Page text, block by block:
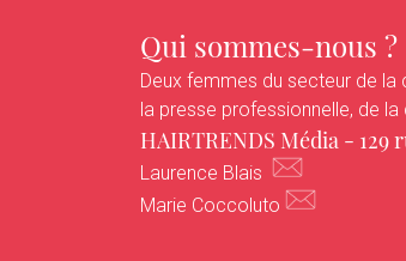
Qui sommes-nous ?
Deux femmes du secteur de la
la presse professionnelle, de
HAIRTRENDS Média - 129
Laurence Blais
Marie Coccoluto